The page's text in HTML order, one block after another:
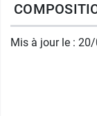
cette
un manque
Mis à jour le :